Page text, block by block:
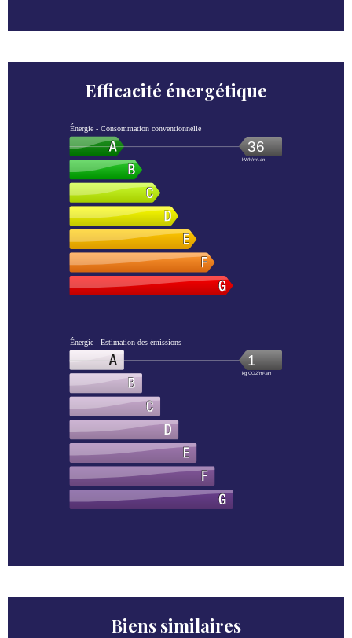
Efficacité énergétique
Énergie - Consommation conventionnelle
36
kWh/m².an
Énergie - Estimation des émissions
1
kg CO2/m².an
Biens similaires